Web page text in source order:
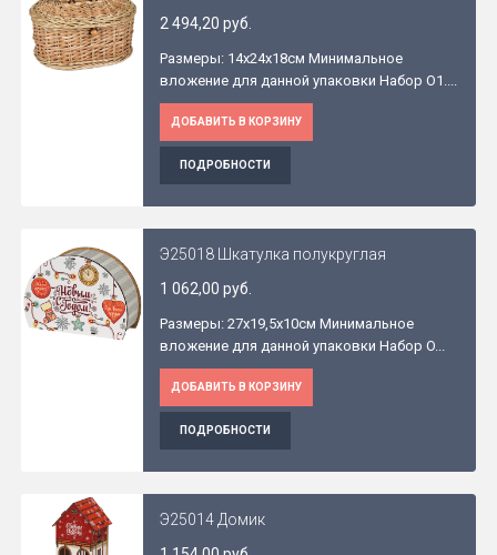
2 494,20 руб.
Размеры: 14x24x18см Минимальное
вложение для данной упаковки Набор O1....
ДОБАВИТЬ В КОРЗИНУ
ПОДРОБНОСТИ
Э25018 Шкатулка полукруглая
1 062,00 руб.
Размеры: 27x19,5x10см Минимальное
вложение для данной упаковки Набор O...
ДОБАВИТЬ В КОРЗИНУ
ПОДРОБНОСТИ
Э25014 Домик